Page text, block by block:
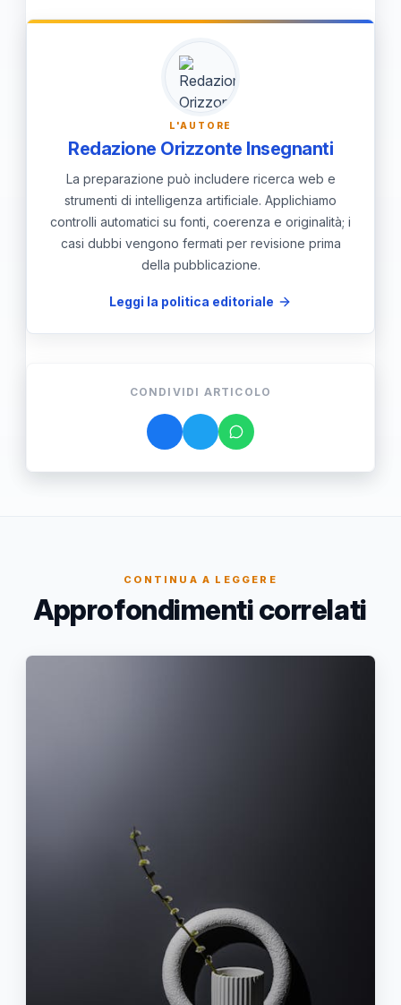
applicare questi concetti in situazioni
reali, migliorando le nostre abilità
L'AUTORE
Redazione Orizzonte Insegnanti
La preparazione può includere ricerca web e
strumenti di intelligenza artificiale. Applichiamo
controlli automatici su fonti, coerenza e originalità; i
casi dubbi vengono fermati per revisione prima
della pubblicazione.
Leggi la politica editoriale
CONDIVIDI ARTICOLO
CONTINUA A LEGGERE
Approfondimenti correlati